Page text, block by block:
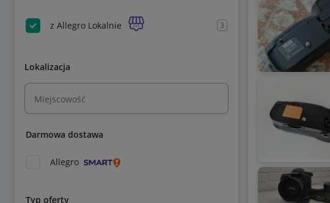
z Allegro Lokalnie 3
Lokalizacja
Miejscowość
Darmowa dostawa
Allegro
Typ oferty